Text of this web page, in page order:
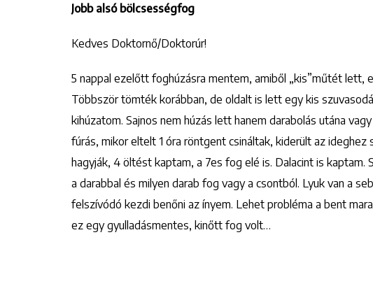
Jobb alsó bölcsességfog
Kedves Doktornő/Doktorúr!
5 nappal ezelőtt foghúzásra mentem, amiből „kis”műtét
Többször tömték korábban, de oldalt is lett egy kis
kihúzatom. Sajnos nem húzás lett hanem darabolás utána
fúrás, mikor eltelt 1 óra röntgent csináltak, kiderült az
hagyják, 4 öltést kaptam, a 7es fog elé is. Dalacint is
a darabbal és milyen darab fog vagy a csontból. Lyuk van a
felszívódó kezdi benőni az ínyem. Lehet probléma a bent
ez egy gyulladásmentes, kinőtt fog volt…